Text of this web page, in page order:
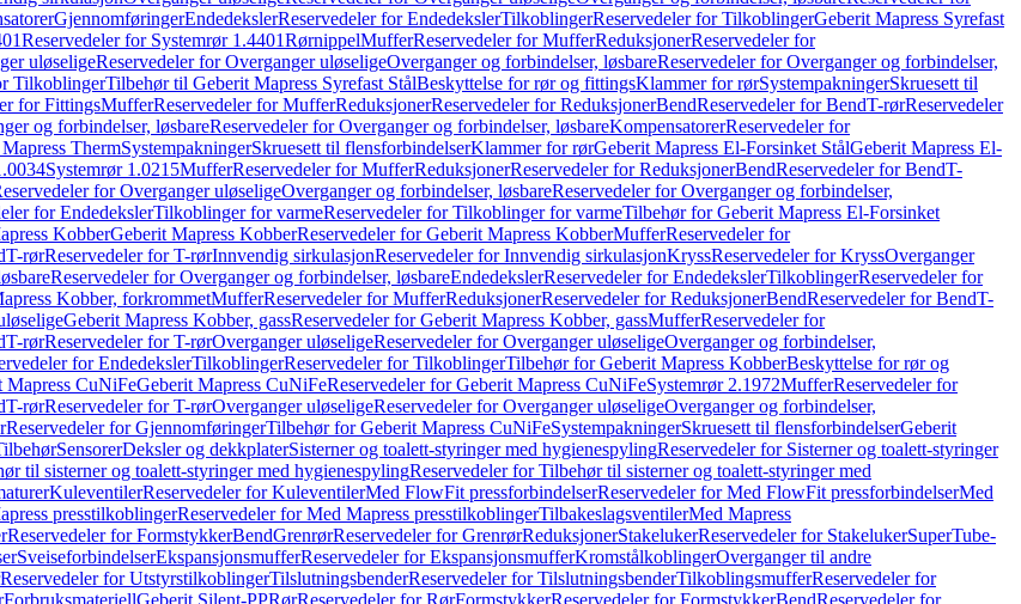
GjennomføringerEndedekslerReservedeler for EndedekslerTilkoblingerReservedeler for TilkoblingerGeberit Mapress Syrefast
Reservedeler for Systemrør 1.4401RørnippelMufferReservedeler for MufferReduksjonerReservedeler for
uløseligeReservedeler for Overganger uløseligeOverganger og forbindelser, løsbareReservedeler for Overganger og forbindelser,
TilkoblingerTilbehør til Geberit Mapress Syrefast StålBeskyttelse for rør og fittingsKlammer for rørSystempakningerSkruesett til
for FittingsMufferReservedeler for MufferReduksjonerReservedeler for ReduksjonerBendReservedeler for BendT-rørReservedeler
og forbindelser, løsbareReservedeler for Overganger og forbindelser, løsbareKompensatorerReservedeler for
ThermSystempakningerSkruesett til flensforbindelserKlammer for rørGeberit Mapress El-Forsinket StålGeberit Mapress El-
Systemrør 1.0215MufferReservedeler for MufferReduksjonerReservedeler for ReduksjonerBendReservedeler for BendT-
for Overganger uløseligeOverganger og forbindelser, løsbareReservedeler for Overganger og forbindelser,
for EndedekslerTilkoblinger for varmeReservedeler for Tilkoblinger for varmeTilbehør for Geberit Mapress El-Forsinket
KobberGeberit Mapress KobberReservedeler for Geberit Mapress KobberMufferReservedeler for
T-rørReservedeler for T-rørInnvendig sirkulasjonReservedeler for Innvendig sirkulasjonKryssReservedeler for KryssOverganger
Reservedeler for Overganger og forbindelser, løsbareEndedekslerReservedeler for EndedekslerTilkoblingerReservedeler for
Kobber, forkrommetMufferReservedeler for MufferReduksjonerReservedeler for ReduksjonerBendReservedeler for BendT-
Geberit Mapress Kobber, gassReservedeler for Geberit Mapress Kobber, gassMufferReservedeler for
T-rørReservedeler for T-rørOverganger uløseligeReservedeler for Overganger uløseligeOverganger og forbindelser,
for EndedekslerTilkoblingerReservedeler for TilkoblingerTilbehør for Geberit Mapress KobberBeskyttelse for rør og
Mapress CuNiFeGeberit Mapress CuNiFeReservedeler for Geberit Mapress CuNiFeSystemrør 2.1972MufferReservedeler for
T-rørReservedeler for T-rørOverganger uløseligeReservedeler for Overganger uløseligeOverganger og forbindelser,
Reservedeler for GjennomføringerTilbehør for Geberit Mapress CuNiFeSystempakningerSkruesett til flensforbindelserGeberit
SensorerDeksler og dekkplaterSisterner og toalett-styringer med hygienespylingReservedeler for Sisterner og toalett-styringer
til sisterner og toalett-styringer med hygienespylingReservedeler for Tilbehør til sisterner og toalett-styringer med
KuleventilerReservedeler for KuleventilerMed FlowFit pressforbindelserReservedeler for Med FlowFit pressforbindelserMed
presstilkoblingerReservedeler for Med Mapress presstilkoblingerTilbakeslagsventilerMed Mapress
Reservedeler for FormstykkerBendGrenrørReservedeler for GrenrørReduksjonerStakelukerReservedeler for StakelukerSuperTube-
SveiseforbindelserEkspansjonsmufferReservedeler for EkspansjonsmufferKromstålkoblingerOverganger til andre
Reservedeler for UtstyrstilkoblingerTilslutningsbenderReservedeler for TilslutningsbenderTilkoblingsmufferReservedeler for
ForbruksmateriellGeberit Silent-PPRørReservedeler for RørFormstykkerReservedeler for FormstykkerBendReservedeler for